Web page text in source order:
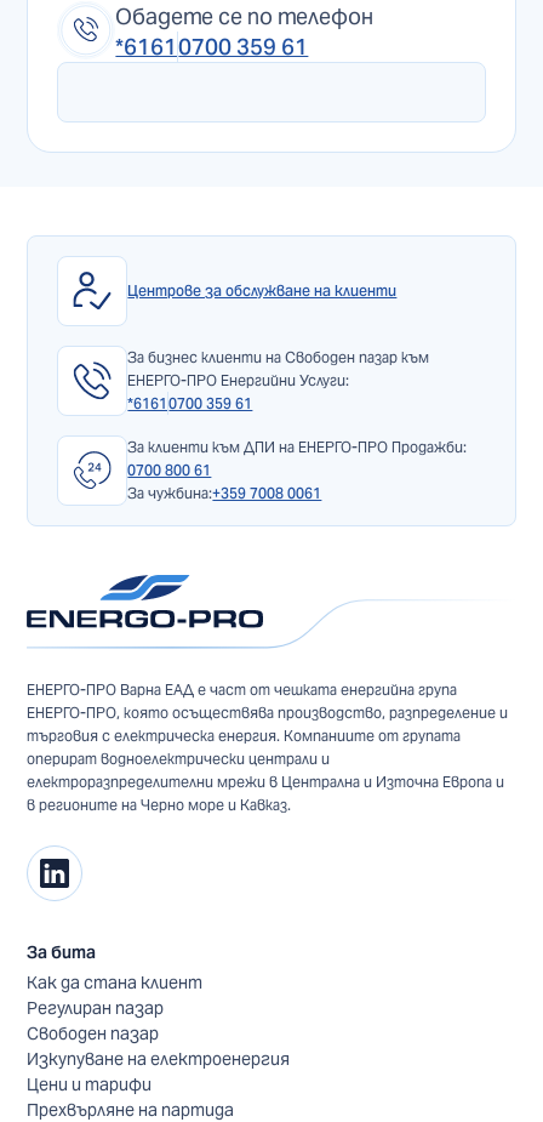
Обадете се по телефон
*61610700 359 61
Центрове за обслужване на клиенти
За бизнес клиенти на Свободен пазар към
ЕНЕРГО-ПРО Енергийни Услуги:
*6161 0700 359 61
За клиенти към ДПИ на ЕНЕРГО-ПРО Продажби:
0700 800 61
За чужбина:+359 7008 0061
ЕНЕРГО-ПРО Варна ЕАД е част от чешката енергийна група
ЕНЕРГО-ПРО, която осъществява производство, разпределение и
търговия с електрическа енергия. Компаниите от групата
оперират водноелектрически централи и
електроразпределителни мрежи в Централна и Източна Европа и
в регионите на Черно море и Кавказ.
За бита
Как да стана клиент
Регулиран пазар
Свободен пазар
Изкупуване на електроенергия
Цени и тарифи
Прехвърляне на партида